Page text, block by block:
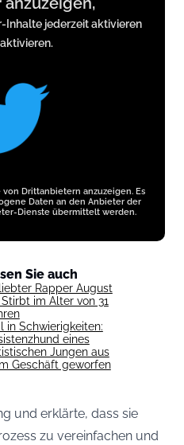
Inhalte jederzeit aktivieren
Drittanbietern anzuzeigen. Es
Daten an den Anbieter der
Dienste übermittelt werden.
Sie auch
Rapper August
im Alter von 31
in Schwierigkeiten:
eines
Jungen aus
Geschäft geworfen
und erklärte, dass sie
zu vereinfachen und